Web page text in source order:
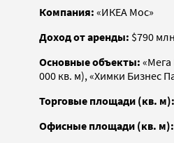
Компания: «ИКЕА Мос»
Доход от аренды: $790 млн
Основные объекты: «Мега
000 кв. м), «Химки Бизнес
Торговые площади (кв. м):
Офисные площади (кв. м):